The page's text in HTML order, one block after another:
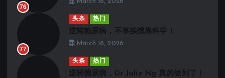
76
March 18, 2026
77
头条 热门
逆转糖尿病，不靠挨饿靠科学！
March 18, 2026
头条 热门
逆转糖尿病，Dr Julie Ng 真的做到了！